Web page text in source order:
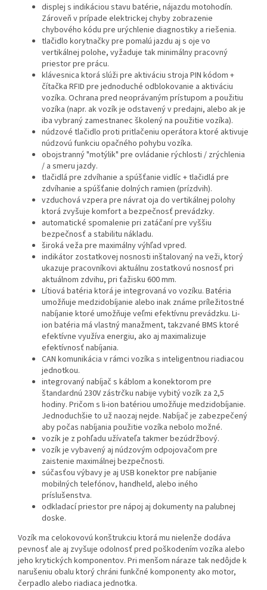
displej s indikáciou stavu batérie, nájazdu motohodín.
Zároveň v prípade elektrickej chyby zobrazenie
chybového kódu pre urýchlenie diagnostiky a riešenia.
tlačidlo korytnačky pre pomalú jazdu aj s oje vo
vertikálnej polohe, vyžaduje tak minimálny pracovný
priestor pre prácu.
klávesnica ktorá slúži pre aktiváciu stroja PIN kódom +
čítačka RFID pre jednoduché odblokovanie a aktiváciu
vozíka. Ochrana pred neoprávaným prístupom a použitiu
vozíka (napr. ak vozík je odstavený v predajni, alebo ak je
iba vybraný zamestnanec školený na použitie vozíka).
núdzové tlačidlo proti pritlačeniu operátora ktoré aktivuje
núdzovú funkciu opačného pohybu vozíka.
obojstranný "motýlik" pre ovládanie rýchlosti / zrýchlenia
/ a smeru jazdy.
tlačidlá pre zdvíhanie a spúšťanie vidlíc + tlačidlá pre
zdvíhanie a spúšťanie dolných ramien (prízdvih).
vzduchová vzpera pre návrat oja do vertikálnej polohy
ktorá zvyšuje komfort a bezpečnosť prevádzky.
automatické spomalenie pri zatáčaní pre vyššiu
bezpečnosť a stabilitu nákladu.
široká veža pre maximálny výhľad vpred.
indikátor zostatkovej nosnosti inštalovaný na veži, ktorý
ukazuje pracovníkovi aktuálnu zostatkovú nosnosť pri
aktuálnom zdvihu, pri ťažisku 600 mm.
Lítiová batéria ktorá je integrovaná vo vozíku. Batéria
umožňuje medzidobíjanie alebo inak známe príležitostné
nabíjanie ktoré umožňuje veľmi efektívnu prevádzku. Li-
ion batéria má vlastný manažment, takzvané BMS ktoré
efektívne využíva energiu, ako aj maximalizuje
efektívnosť nabíjania.
CAN komunikácia v rámci vozíka s inteligentnou riadiacou
jednotkou.
integrovaný nabíjač s káblom a konektorom pre
štandardnú 230V zástrčku nabije vybitý vozík za 2,5
hodiny. Pričom s li-ion batériou umožňuje medzidobíjanie.
Jednoduchšie to už naozaj nejde. Nabíjač je zabezpečený
aby počas nabíjania použitie vozíka nebolo možné.
vozík je z pohľadu užívateľa takmer bezúdržbový.
vozík je vybavený aj núdzovým odpojovačom pre
zaistenie maximálnej bezpečnosti.
súčasťou výbavy je aj USB konektor pre nabíjanie
mobilných telefónov, handheld, alebo iného
príslušenstva.
odkladací priestor pre nápoj aj dokumenty na palubnej
doske.
Vozík ma celokovovú konštrukciu ktorá mu nielenže dodáva
pevnosť ale aj zvyšuje odolnosť pred poškodením vozíka alebo
jeho krytických komponentov. Pri menšom náraze tak nedôjde k
narušeniu obalu ktorý chráni funkčné komponenty ako motor,
čerpadlo alebo riadiaca jednotka.